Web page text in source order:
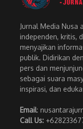
Jurnal Media Nusa
independen, kritis,
menyajikan
publik. Didirikan
pers dan
sebagai suara
inspirasi, dan
Email:
Call Us: